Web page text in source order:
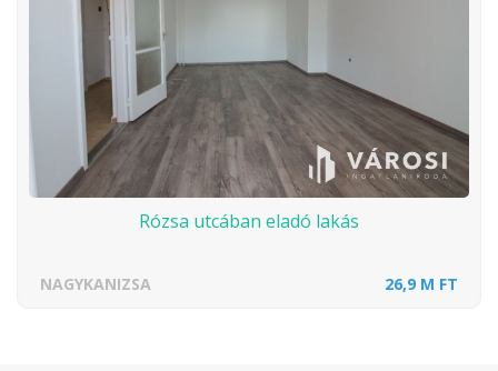
Rózsa utcában eladó lakás
NAGYKANIZSA 26,9 M FT